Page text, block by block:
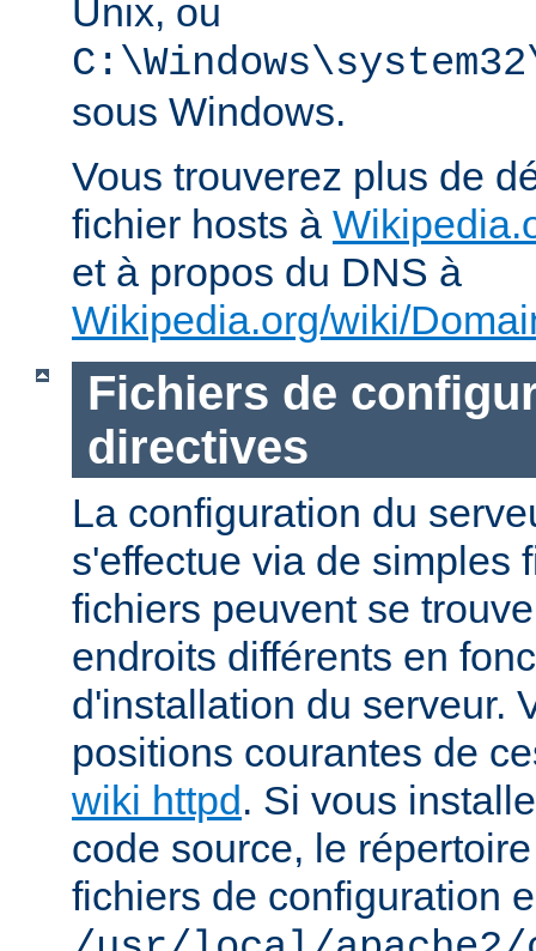
Unix, ou
sous Windows.
Vous trouverez plus de
fichier hosts à
et à propos du DNS à
Wikipedia.org/wiki/
Fichiers de
directives
La configuration du
s'effectue via de simples
fichiers peuvent se
endroits différents en
d'installation du serveur.
positions courantes de
wiki httpd . Si vous
code source, le
fichiers de configuration